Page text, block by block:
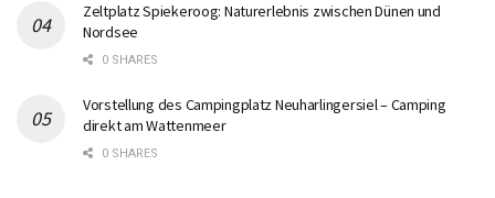
Zeltplatz Spiekeroog: Naturerlebnis zwischen Dünen und
Nordsee
0 SHARES
Vorstellung des Campingplatz Neuharlingersiel – Camping
direkt am Wattenmeer
0 SHARES